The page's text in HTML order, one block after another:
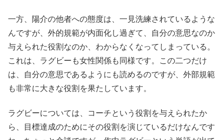
一方、陽介の他者への態度は、一見洗練されているような
んですが、 外的規範が内面化し過ぎて、自分の意思なのか
与えられた役割なのか、わからなくなってしまっている。
これは、ラグビーも女性関係も同様です。
この二つだけ
は、自分の意思であるようにも読めるのですが、外部規範
も非常に大きな役割を果たしています。
ラグビーについては、コーチという役割を与えられたか
ら、目標達成のためにその役割を演じているだけなんです